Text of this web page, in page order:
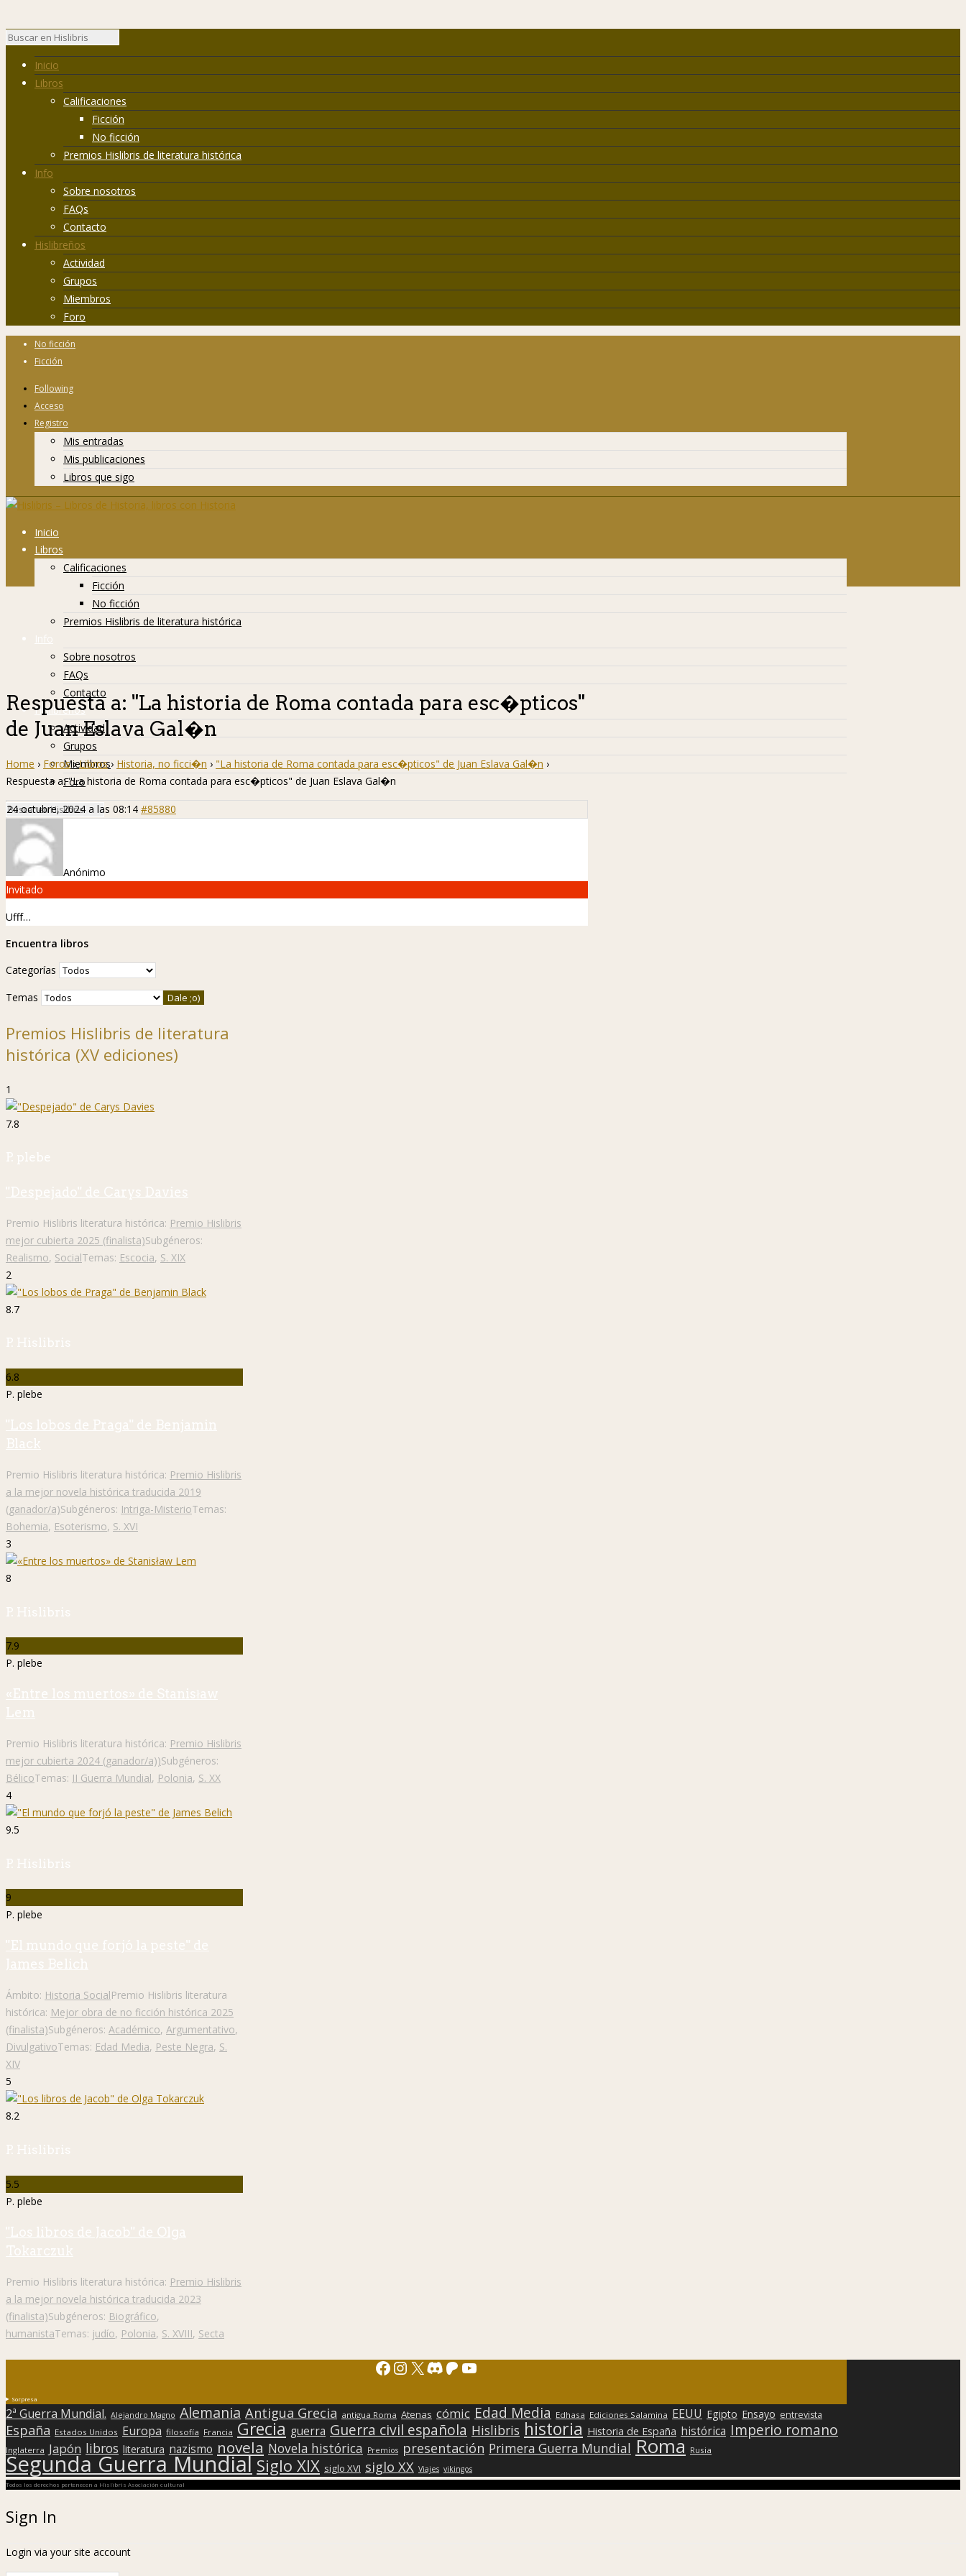
Inicio
Libros
Calificaciones
Ficción
No ficción
Premios Hislibris de literatura histórica
Info
Sobre nosotros
FAQs
Contacto
Hislibreños
Actividad
Grupos
Miembros
Foro
No ficción
Ficción
Following
Acceso
Registro
Mis entradas
Mis publicaciones
Libros que sigo
Inicio
Libros
Calificaciones
Ficción
No ficción
Premios Hislibris de literatura histórica
Info
Sobre nosotros
FAQs
Contacto
Hislibreños
Actividad
Grupos
Miembros
Foro
Respuesta a: "La historia de Roma contada para esc�pticos"
de Juan Eslava Gal�n
Home › Foros › Libros › Historia, no ficci�n › "La historia de Roma contada para esc�pticos" de Juan Eslava Gal�n ›
Respuesta a: "La historia de Roma contada para esc�pticos" de Juan Eslava Gal�n
24 octubre, 2024 a las 08:14 #85880
Anónimo
Invitado
Ufff…
Encuentra libros
Categorías
Temas
Premios Hislibris de literatura
histórica (XV ediciones)
1
7.8
P. plebe
"Despejado" de Carys Davies
Premio Hislibris literatura histórica: Premio Hislibris
mejor cubierta 2025 (finalista)Subgéneros:
Realismo, SocialTemas: Escocia, S. XIX
2
8.7
P. Hislibris
6.8
P. plebe
"Los lobos de Praga" de Benjamin
Black
Premio Hislibris literatura histórica: Premio Hislibris
a la mejor novela histórica traducida 2019
(ganador/a)Subgéneros: Intriga-MisterioTemas:
Bohemia, Esoterismo, S. XVI
3
8
P. Hislibris
7.9
P. plebe
«Entre los muertos» de Stanisław
Lem
Premio Hislibris literatura histórica: Premio Hislibris
mejor cubierta 2024 (ganador/a))Subgéneros:
BélicoTemas: II Guerra Mundial, Polonia, S. XX
4
9.5
P. Hislibris
9
P. plebe
"El mundo que forjó la peste" de
James Belich
Ámbito: Historia SocialPremio Hislibris literatura
histórica: Mejor obra de no ficción histórica 2025
(finalista)Subgéneros: Académico, Argumentativo,
DivulgativoTemas: Edad Media, Peste Negra, S.
XIV
5
8.2
P. Hislibris
5.5
P. plebe
"Los libros de Jacob" de Olga
Tokarczuk
Premio Hislibris literatura histórica: Premio Hislibris
a la mejor novela histórica traducida 2023
(finalista)Subgéneros: Biográfico,
humanistaTemas: judío, Polonia, S. XVIII, Secta
Facebook
Instagram
X Discord
Patreon
YouTube
Sorpresa
2ª Guerra Mundial. Alejandro Magno Alemania Antigua Grecia antigua Roma Atenas cómic Edad Media Edhasa Ediciones Salamina EEUU Egipto Ensayo entrevista
España Estados Unidos Europa filosofía Francia Grecia guerra Guerra civil española Hislibris historia Historia de España histórica Imperio romano
Inglaterra Japón libros literatura nazismo novela Novela histórica Premios presentación Primera Guerra Mundial Roma Rusia
Segunda Guerra Mundial Siglo XIX siglo XVI siglo XX Viajes vikingos
Todos los derechos pertenecen a Hislibris Asociación cultural
Sign In
Login via your site account